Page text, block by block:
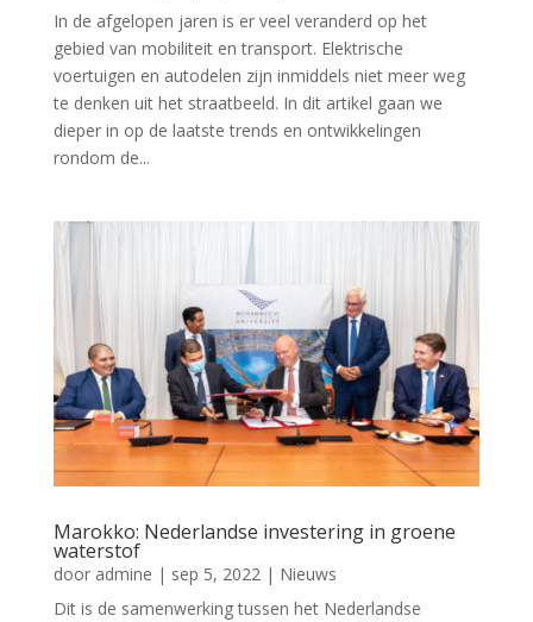
In de afgelopen jaren is er veel veranderd op het
gebied van mobiliteit en transport. Elektrische
voertuigen en autodelen zijn inmiddels niet meer weg
te denken uit het straatbeeld. In dit artikel gaan we
dieper in op de laatste trends en ontwikkelingen
rondom de...
Marokko: Nederlandse investering in groene
waterstof
door admine | sep 5, 2022| Nieuws
Dit is de samenwerking tussen het Nederlandse